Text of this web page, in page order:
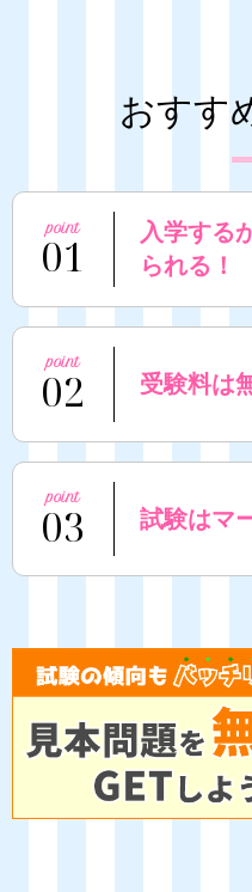
おすす
01
入学する
られる！
02 受験料は
03 試験はマ